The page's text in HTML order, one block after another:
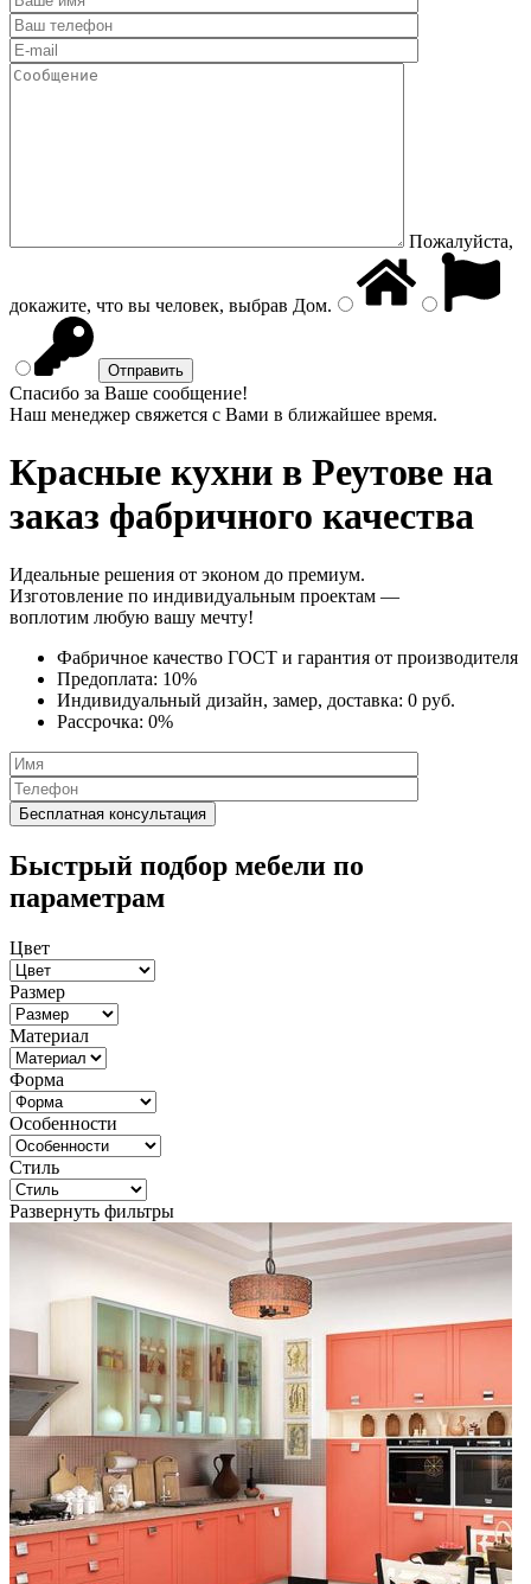
Пожалуйста,
докажите, что вы человек, выбрав Дом.
Спасибо за Ваше сообщение!
Наш менеджер свяжется с Вами в ближайшее время.
Красные кухни в Реутове на
заказ фабричного качества
Идеальные решения от эконом до премиум.
Изготовление по индивидуальным проектам —
воплотим любую вашу мечту!
Фабричное качество ГОСТ и гарантия от производителя
Предоплата: 10%
Индивидуальный дизайн, замер, доставка: 0 руб.
Рассрочка: 0%
Быстрый подбор мебели по
параметрам
Цвет
Размер
Материал
Форма
Особенности
Стиль
Развернуть фильтры